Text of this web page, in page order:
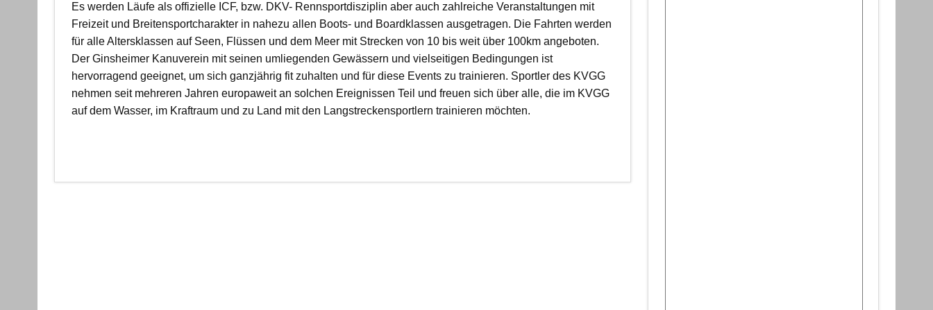
Es werden Läufe als offizielle ICF, bzw. DKV- Rennsportdisziplin aber auch zahlreiche Veranstaltungen mit
Freizeit und Breitensportcharakter in nahezu allen Boots- und Boardklassen ausgetragen. Die Fahrten werden
für alle Altersklassen auf Seen, Flüssen und dem Meer mit Strecken von 10 bis weit über 100km angeboten.
Der Ginsheimer Kanuverein mit seinen umliegenden Gewässern und vielseitigen Bedingungen ist
hervorragend geeignet, um sich ganzjährig fit zuhalten und für diese Events zu trainieren. Sportler des KVGG
nehmen seit mehreren Jahren europaweit an solchen Ereignissen Teil und freuen sich über alle, die im KVGG
auf dem Wasser, im Kraftraum und zu Land mit den Langstreckensportlern trainieren möchten.